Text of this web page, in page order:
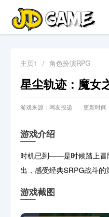
主页1 / 角色扮演RPG
星尘轨迹：魔女
游戏来源：网友投递 更新时间
游戏介绍
时机已到——是时候踏上冒
出，感受经典SRPG战斗
游戏截图